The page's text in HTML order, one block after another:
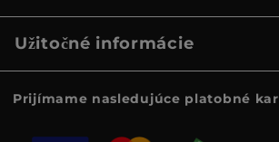
Užitočné informácie
Prijímame nasledujúce platobné